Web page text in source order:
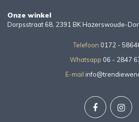
Onze winkel
Dorpsstraat 68, 2391 BK Hazerswoude-
Telefoon 0172 -
Whatsapp 06 - 2847
E-mail